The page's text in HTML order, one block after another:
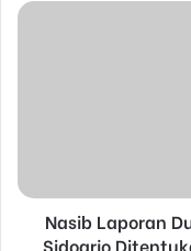
u
d
Nasib Laporan
Sidoarjo